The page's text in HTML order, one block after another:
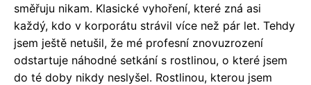
směřuju nikam. Klasické vyhoření, které zná asi
každý, kdo v korporátu strávil více než pár let. Tehdy
jsem ještě netušil, že mé profesní znovuzrození
odstartuje náhodné setkání s rostlinou, o které jsem
do té doby nikdy neslyšel. Rostlinou, kterou jsem